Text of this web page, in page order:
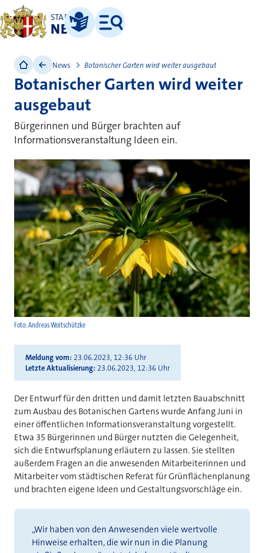
STADT
NEUSS
Leichte Sprache
Menü
Foto: Andreas Woitschützke
News Botanischer Garten wird weiter ausgebaut
Botanischer Garten wird weiter
ausgebaut
Bürgerinnen und Bürger brachten auf
Informationsveranstaltung Ideen ein.
Meldung vom 23.06.2023, 12:36 Uhr
Letzte Aktualisierung 23.06.2023, 12:36 Uhr
Der Entwurf für den dritten und damit letzten Bauabschnitt
zum Ausbau des Botanischen Gartens wurde Anfang Juni in
einer öffentlichen Informationsveranstaltung vorgestellt.
Etwa 35 Bürgerinnen und Bürger nutzten die Gelegenheit,
sich die Entwurfsplanung erläutern zu lassen. Sie stellten
außerdem Fragen an die anwesenden Mitarbeiterinnen und
Mitarbeiter vom städtischen Referat für Grünflächenplanung
und brachten eigene Ideen und Gestaltungsvorschläge ein.
„Wir haben von den Anwesenden viele wertvolle
Hinweise erhalten, die wir nun in die Planung